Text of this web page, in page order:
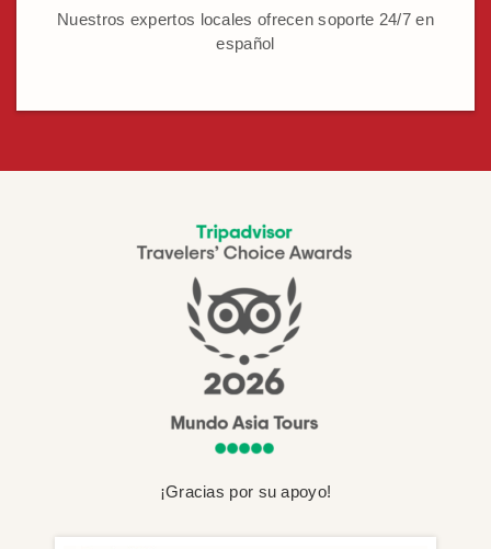
Nuestros expertos locales ofrecen soporte 24/7 en
español
¡Gracias por su apoyo!